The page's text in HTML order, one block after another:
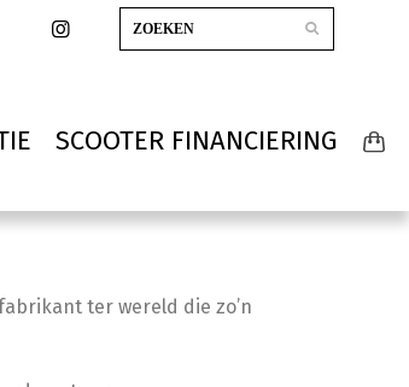
SCOOTER FINANCIERING
ter wereld die zo’n